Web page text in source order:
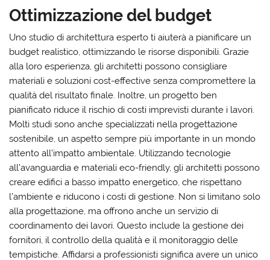
Ottimizzazione del budget
Uno studio di architettura esperto ti aiuterà a pianificare un
budget realistico, ottimizzando le risorse disponibili. Grazie
alla loro esperienza, gli architetti possono consigliare
materiali e soluzioni cost-effective senza compromettere la
qualità del risultato finale. Inoltre, un progetto ben
pianificato riduce il rischio di costi imprevisti durante i lavori.
Molti studi sono anche specializzati nella progettazione
sostenibile, un aspetto sempre più importante in un mondo
attento all’impatto ambientale. Utilizzando tecnologie
all’avanguardia e materiali eco-friendly, gli architetti possono
creare edifici a basso impatto energetico, che rispettano
l’ambiente e riducono i costi di gestione. Non si limitano solo
alla progettazione, ma offrono anche un servizio di
coordinamento dei lavori. Questo include la gestione dei
fornitori, il controllo della qualità e il monitoraggio delle
tempistiche. Affidarsi a professionisti significa avere un unico